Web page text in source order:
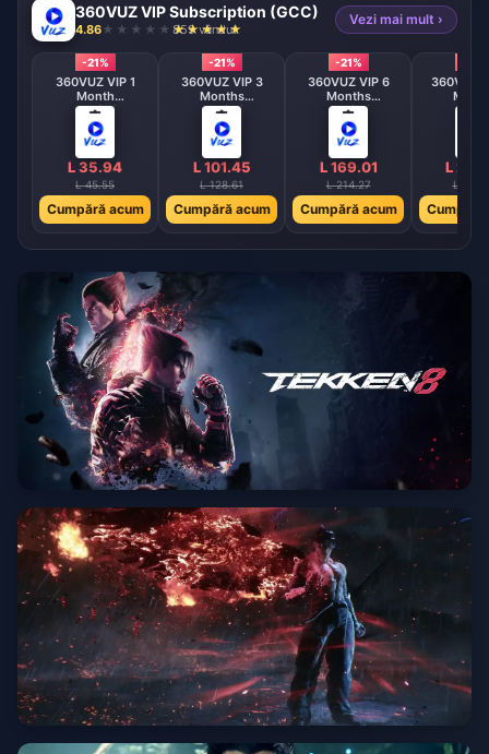
360VUZ VIP Subscription (GCC)
4.86 859 vândut
Vezi mai mult ›
-21%
360VUZ VIP 1
Month
Subscription
(GCC)
L 35.94
L 45.55
Cumpără acum
-21%
360VUZ VIP 3
Months
Subscription
(GCC)
L 101.45
L 128.61
Cumpără acum
-21%
360VUZ VIP 6
Months
Subscription
(GCC)
L 169.01
L 214.27
Cumpără acum
360VUZ
L
L
Cumpără